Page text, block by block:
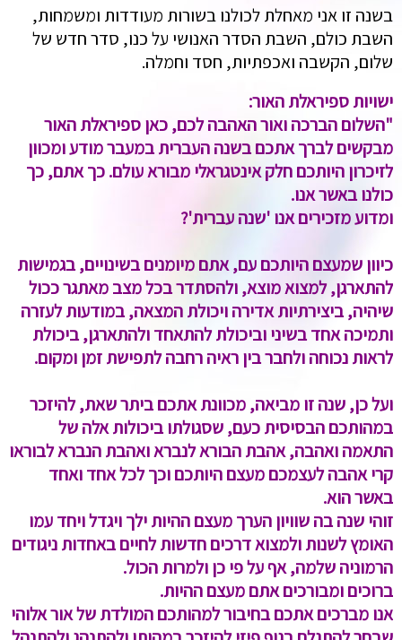
בשנה זו אני מאחלת לכולנו בשורות מעודדות ומשמחות,
השבת כולם, השבת הסדר האנושי על כנו, סדר חדש של
שלום, הקשבה ואכפתיות, חסד וחמלה.
ישויות ספיראלת האור:
"השלום הברכה ואור האהבה לכם, כאן ספיראלת האור
מבקשים לברך אתכם בשנה העברית במעבר מודע ומכוון
לזיכרון היותכם חלק אינטגראלי מבורא עולם. כך אתם, כך
כולנו באשר אנו.
ומדוע מזכירים אנו 'שנה עברית'?
כיוון שמעצם היותכם עם, אתם מיומנים בשינויים, בגמישות
להתארגן, למצוא מוצא, ולהסתדר בכל מצב מאתגר ככול
שיהיה, ביצירתיות אדירה ויכולת המצאה, במודעות לעזרה
ותמיכה אחד בשיני וביכולת להתאחד ולהתארגן, ביכולת
לראות נכוחה ולחבר בין ראיה רחבה לתפישת זמן ומקום.
ועל כן, שנה זו מביאה, מכוונת אתכם ביתר שאת, להיזכר
במהותכם הבסיסית כעם, שסגולתו ביכולות אלה של
התאמה ואהבה, אהבת הבורא לנברא ואהבת הנברא לבוראו
קרי אהבה לעצמכם מעצם היותכם וכך לכל אחד ואחד
באשר הוא.
זוהי שנה בה שוויון הערך מעצם ההיות ילך ויגדל ויחד עמו
האומץ לשנות ולמצוא דרכים חדשות לחיים באחדות ניגודים
הרמוניה שלמה, אף על פי כן ולמרות הכול.
ברוכים ומבורכים אתם מעצם ההיות.
אנו מברכים אתכם בחיבור למהותכם המולדת של אור אלוהי